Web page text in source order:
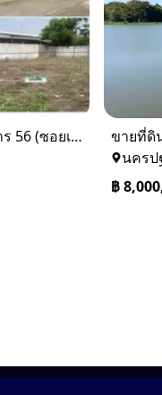
ขายที่ดินถนนพัฒนาการ 56 (ซอยเอื้อพัฒนา 15)
นครป
฿